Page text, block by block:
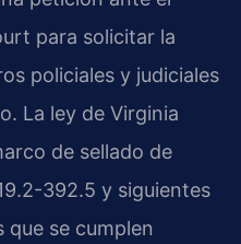
para solicitar la
policiales y judiciales
La ley de Virginia
de sellado de
392.5 y siguientes
que se cumplen